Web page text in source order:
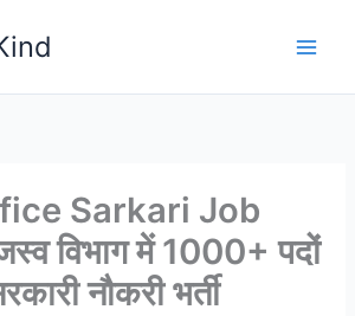
Sarkari Job
विभाग में 1000+ पदों
नौकरी भर्ती